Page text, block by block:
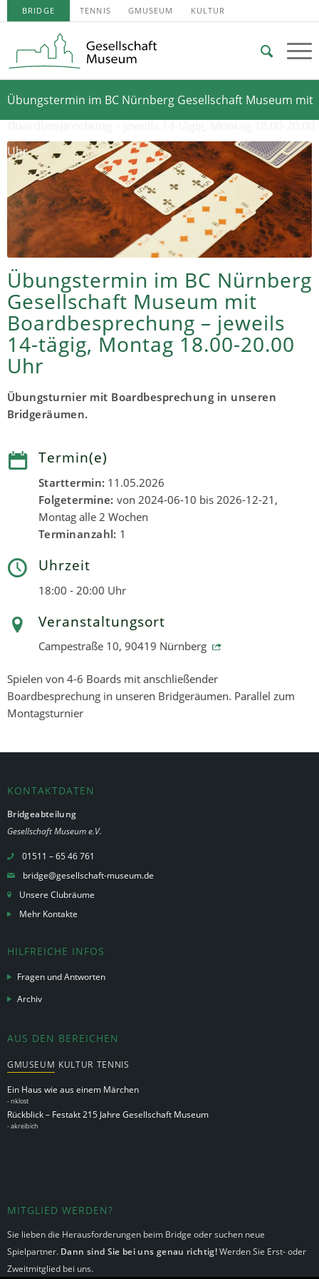
BRIDGE TENNIS GMUSEUM KULTUR
Übungstermin im BC Nürnberg Gesellschaft Museum mit
Uhr
Übungstermin im BC Nürnberg
Gesellschaft Museum mit
Boardbesprechung – jeweils
14-tägig, Montag 18.00-20.00
Uhr
Übungsturnier mit Boardbesprechung in unseren
Bridgeräumen.
Termin(e)
Starttermin: 11.05.2026
Folgetermine: von 2024-06-10 bis 2026-12-21,
Montag alle 2 Wochen
Terminanzahl: 1
Uhrzeit
18:00 - 20:00 Uhr
Veranstaltungsort
Campestraße 10, 90419 Nürnberg
Spielen von 4-6 Boards mit anschließender
Boardbesprechung in unseren Bridgeräumen. Parallel zum
Montagsturnier
KONTAKTDATEN
Bridgeabteilung
Gesellschaft Museum e.V.
01511 – 65 46 761
bridge@gesellschaft-museum.de
Unsere Clubräume
Mehr Kontakte
HILFREICHE INFOS
Fragen und Antworten
Archiv
AUS DEN BEREICHEN
GMUSEUM KULTUR TENNIS
Ein Haus wie aus einem Märchen
-nklost
Rückblick – Festakt 215 Jahre Gesellschaft Museum
-akreibich
MITGLIED WERDEN?
Sie lieben die Herausforderungen beim Bridge oder suchen neue
Spielpartner. Dann sind Sie bei uns genau richtig!Werden Sie Erst- oder
Zweitmitglied bei uns.